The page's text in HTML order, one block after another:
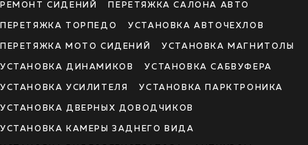
РЕМОНТ СИДЕНИЙ ПЕРЕТЯЖКА САЛОНА АВТО
ПЕРЕТЯЖКА ТОРПЕДО УСТАНОВКА АВТОЧЕХЛОВ
ПЕРЕТЯЖКА МОТО СИДЕНИЙ УСТАНОВКА МАГНИТОЛЫ
УСТАНОВКА ДИНАМИКОВ УСТАНОВКА САБВУФЕРА
УСТАНОВКА УСИЛИТЕЛЯ УСТАНОВКА ПАРКТРОНИКА
УСТАНОВКА ДВЕРНЫХ ДОВОДЧИКОВ
УСТАНОВКА КАМЕРЫ ЗАДНЕГО ВИДА